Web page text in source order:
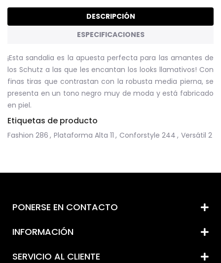
DESCRIPCIÓN
ESPECIFICACIONES
¡Esta sandalia es la apuesta perfecta para las amantes de
los Schutz a las que les encantan los looks llamativos! Con
finas tiras que contrastan con la robusta media pierna, se
presenta en un tono negro muy de moda y está fabricado
en piel.
Etiquetas de producto
Fashion 286 , Plataforma Alta 11 , Conforstyle 244 , Versátil 2
PONERSE EN CONTACTO
INFORMACIÓN
SERVICIO AL CLIENTE